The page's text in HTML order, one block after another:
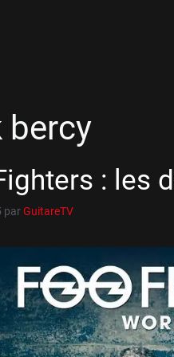
bercy
: les
parGuitareTV